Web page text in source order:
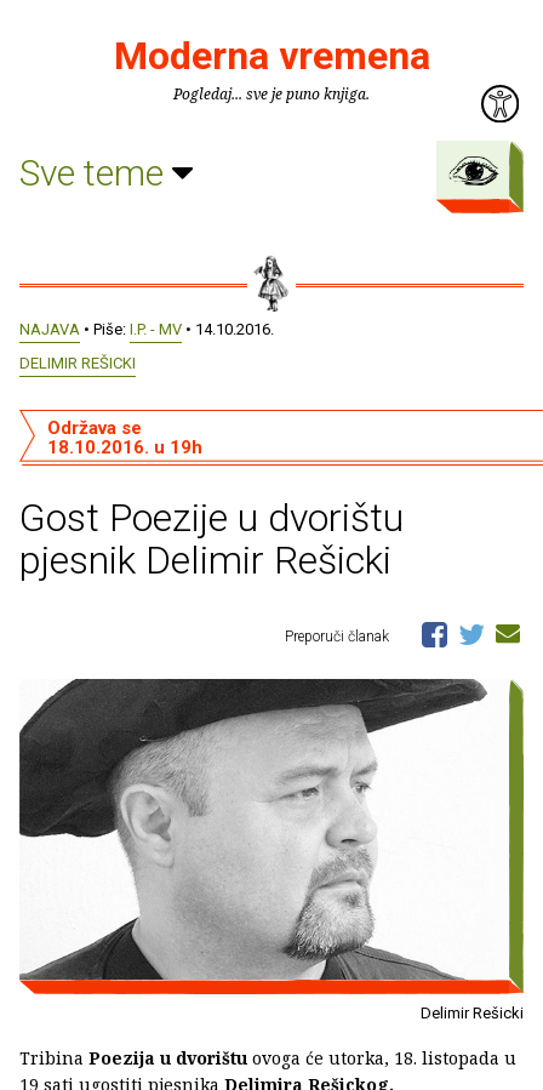
Moderna vremena
Pogledaj... sve je puno knjiga.
Sve teme
NAJAVA • Piše: I.P. - MV • 14.10.2016.
DELIMIR REŠICKI
Gost Poezije u dvorištu
pjesnik Delimir Rešicki
Održava se
18.10.2016. u 19h
Preporuči članak
Delimir Rešicki
Tribina Poezija u dvorištu ovoga će utorka, 18. listopada u
19 sati ugostiti pjesnika Delimira Rešickog.